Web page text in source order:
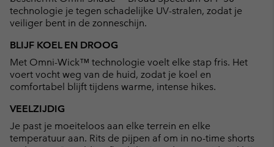
technologie je tegen schadelijke UV-stralen, zodat je
veiliger bent in de zonneschijn.
BLIJF KOEL EN DROOG
Met Omni-Wick™ technologie voelt elke stap fris. Het
voert vocht weg van de huid, zodat je koel en
comfortabel blijft tijdens warme, intense hikes.
VEELZIJDIG
Je past je moeiteloos aan elke terrein en elke
temperatuur aan. Rits de pijpen af om in no-time shorts